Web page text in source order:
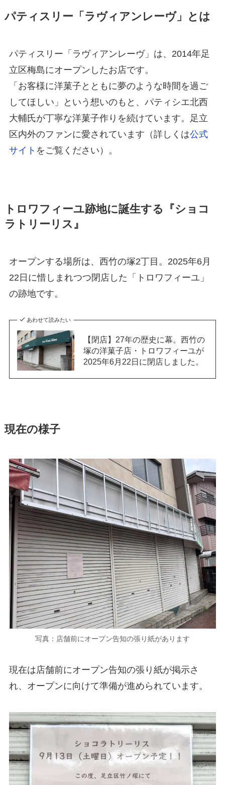
パティスリー「ラヴィアンレーヴ」とは
パティスリー「ラヴィアンレーヴ」は、2014年足
立区梅島にオープンしたお店です。
「お客様に洋菓子とともに夢のような時間を過ご
してほしい」という想いのもと、パティシエ北西
大輔氏が丁寧な洋菓子作りを続けています。足立
区内外のファンに愛されています（詳しくは公式
サイト をご覧ください）。
トロワフィーユ跡地に誕生する『ショコ
ラトリーリス』
オープンする場所は、西竹の塚2丁目。2025年6月
22日に惜しまれつつ閉店した「トロワフィーユ」
の跡地です。
あわせて読みたい
【閉店】27年の歴史に幕。西竹の
塚の洋菓子店・トロワフィーユが
2025年6月22日に閉店しました。
現在の様子
写真：店舗前にオープン告知の張り紙があります
現在は店舗前にオープン告知の張り紙が掲示さ
れ、オープンに向けて準備が進められています。